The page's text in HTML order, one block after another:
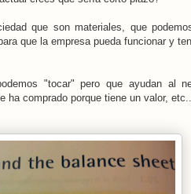
que son materiales, que
que la empresa pueda funcionar y
"tocar" pero que ayudan al
comprado porque tiene un valor, etc...